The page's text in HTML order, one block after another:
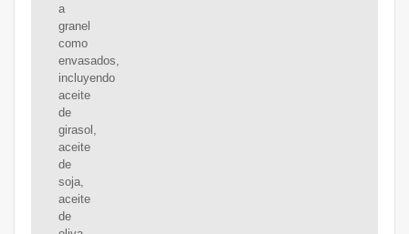
a
granel
como
envasados,
incluyendo
aceite
de
girasol,
aceite
de
soja,
aceite
de